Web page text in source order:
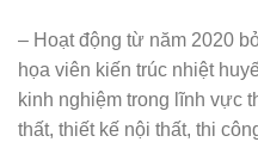
– Hoạt động từ năm 2020
họa viên kiến trúc nhiệt
kinh nghiệm trong lĩnh vực
thất, thiết kế nội thất, thi